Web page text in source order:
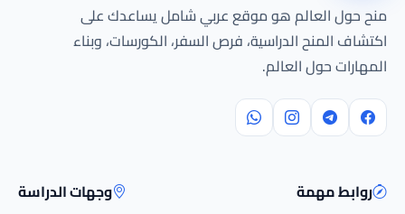
منح حول العالم هو موقع عربي شامل يساعدك على
اكتشاف المنح الدراسية، فرص السفر، الكورسات، وبناء
المهارات حول العالم.
روابط مهمة
وجهات الدراسة